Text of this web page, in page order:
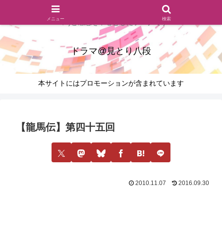
ドラマのシーンとセリフを切り取ったあらすじレビュー(復習ネタ
バレ)と感想を中心としたブログです
ドラマ@見とり八段
本サイトにはプロモーションが含まれています
【龍馬伝】第四十五回
2010.11.07 2016.09.30
メニュー 検索